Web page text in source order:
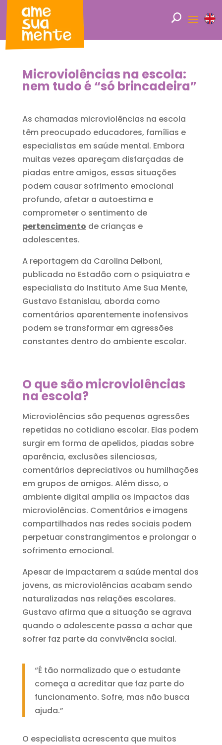
Microviolências na escola:
nem tudo é “só brincadeira”
As chamadas microviolências na escola
têm preocupado educadores, famílias e
especialistas em saúde mental. Embora
muitas vezes apareçam disfarçadas de
piadas entre amigos, essas situações
podem causar sofrimento emocional
profundo, afetar a autoestima e
comprometer o sentimento de
pertencimento de crianças e
adolescentes.
A reportagem da Carolina Delboni,
publicada no Estadão com o psiquiatra e
especialista do Instituto Ame Sua Mente,
Gustavo Estanislau, aborda como
comentários aparentemente inofensivos
podem se transformar em agressões
constantes dentro do ambiente escolar.
O que são microviolências
na escola?
Microviolências são pequenas agressões
repetidas no cotidiano escolar. Elas podem
surgir em forma de apelidos, piadas sobre
aparência, exclusões silenciosas,
comentários depreciativos ou humilhações
em grupos de amigos. Além disso, o
ambiente digital amplia os impactos das
microviolências. Comentários e imagens
compartilhados nas redes sociais podem
perpetuar constrangimentos e prolongar o
sofrimento emocional.
Apesar de impactarem a saúde mental dos
jovens, as microviolências acabam sendo
naturalizadas nas relações escolares.
Gustavo afirma que a situação se agrava
quando o adolescente passa a achar que
sofrer faz parte da convivência social.
“É tão normalizado que o estudante
começa a acreditar que faz parte do
funcionamento. Sofre, mas não busca
ajuda.”
O especialista acrescenta que muitos